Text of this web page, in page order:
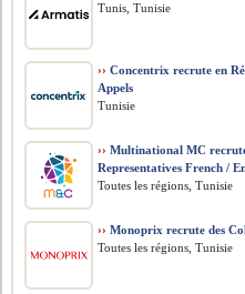
Tunis, Tunisie
›› Concentrix recrute en
Appels
Tunisie
›› Multinational MC
Representatives French /
Toutes les régions, Tunisie
›› Monoprix recrute des
Toutes les régions, Tunisie